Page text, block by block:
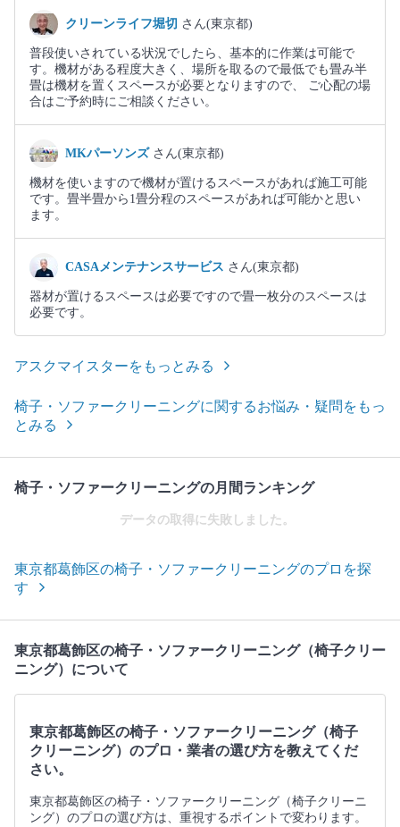
クリーンライフ堀切 さん(東京都)
普段使いされている状況でしたら、基本的に作業は可能で
す。機材がある程度大きく、場所を取るので最低でも畳み半
畳は機材を置くスペースが必要となりますので、 ご心配の場
合はご予約時にご相談ください。
MKパーソンズ さん(東京都)
機材を使いますので機材が置けるスペースがあれば施工可能
です。畳半畳から1畳分程のスペースがあれば可能かと思い
ます。
CASAメンテナンスサービス さん(東京都)
器材が置けるスペースは必要ですので畳一枚分のスペースは
必要です。
アスクマイスターをもっとみる
椅子・ソファークリーニングに関するお悩み・疑問をもっ
とみる
椅子・ソファークリーニングの月間ランキング
データの取得に失敗しました。
東京都葛飾区の椅子・ソファークリーニングのプロを探
す
東京都葛飾区の椅子・ソファークリーニング（椅子クリー
ニング）について
東京都葛飾区の椅子・ソファークリーニング（椅子
クリーニング）のプロ・業者の選び方を教えてくだ
さい。
東京都葛飾区の椅子・ソファークリーニング（椅子クリーニ
ング）のプロの選び方は、重視するポイントで変わります。